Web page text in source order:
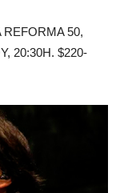
50,
20:30H. $220-